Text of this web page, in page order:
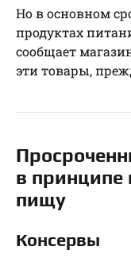
Но в основном
продуктах
сообщает
эти товары,
в принципе
пищу
Консервы